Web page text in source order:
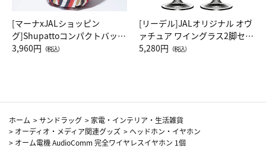
[マーナxJALショッピン
グ]Shupattoコンパクトバッグ
Drop JAL客室乗務員（LC）ス
3,960円 （税込）
[リーデル]JALオリジナル オヴ
ァチュア ワイングラス2脚セッ
ト（レッドワイン）
5,280円 （税込）
ホーム >サンドラッグ > 家電・インテリア・生活雑貨
> オーディオ・メディア関連グッズ > ヘッドホン・イヤホン
> オーム電機 AudioComm 完全ワイヤレスイヤホン 1個